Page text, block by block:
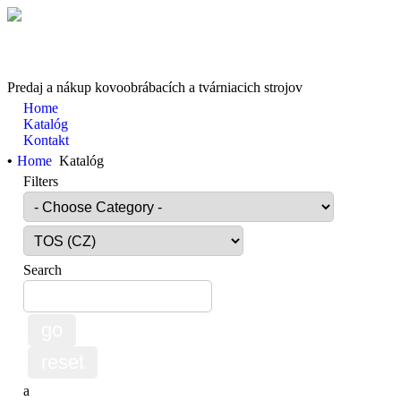
Predaj a nákup kovoobrábacích a tvárniacich strojov
Home
Katalóg
Kontakt
• Home Katalóg
Filters
Search
a